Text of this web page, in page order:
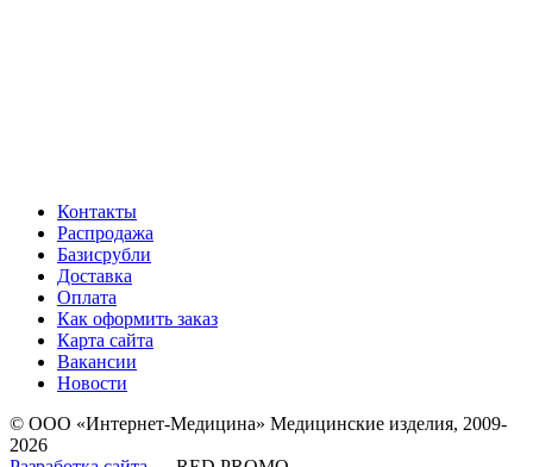
Контакты
Распродажа
Базисрубли
Доставка
Оплата
Как оформить заказ
Карта сайта
Вакансии
Новости
© ООО «Интернет-Медицина» Медицинские изделия, 2009-
2026